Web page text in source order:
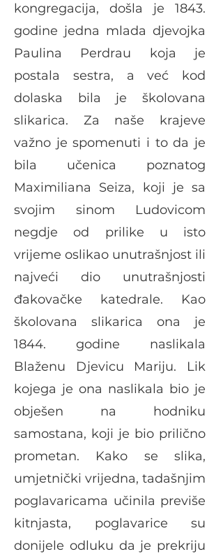
kongregacija, došla je 1843.
godine jedna mlada djevojka
Paulina Perdrau koja je
postala sestra, a već kod
dolaska bila je školovana
slikarica. Za naše krajeve
važno je spomenuti i to da je
bila učenica poznatog
Maximiliana Seiza, koji je sa
svojim sinom Ludovicom
negdje od prilike u isto
vrijeme oslikao unutrašnjost ili
najveći dio unutrašnjosti
đakovačke katedrale. Kao
školovana slikarica ona je
1844. godine naslikala
Blaženu Djevicu Mariju. Lik
kojega je ona naslikala bio je
obješen na hodniku
samostana, koji je bio prilično
prometan. Kako se slika,
umjetnički vrijedna, tadašnjim
poglavaricama učinila previše
kitnjasta, poglavarice su
donijele odluku da je prekriju